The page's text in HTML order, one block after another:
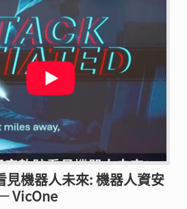
見機器人未來: 機器人資安
VicOne